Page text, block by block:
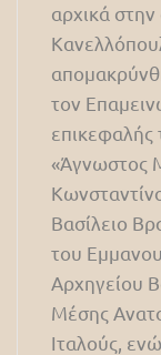
αρχικά
τον
«Άγνωστος
Βασίλειο
του
Αρχηγείου
Μέσης
Ιταλούς,